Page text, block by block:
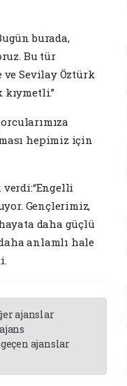
burada,
Bu tür
Sevilay Öztürk
hepimiz için
verdi:“Engelli
Gençlerimiz,
daha güçlü
anlamlı hale
ajanslar
ajanslar